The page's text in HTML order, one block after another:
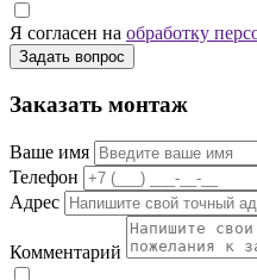
Я согласен на обработку
Задать вопрос
Заказать монтаж
Ваше имя
Телефон
Адрес
Комментарий